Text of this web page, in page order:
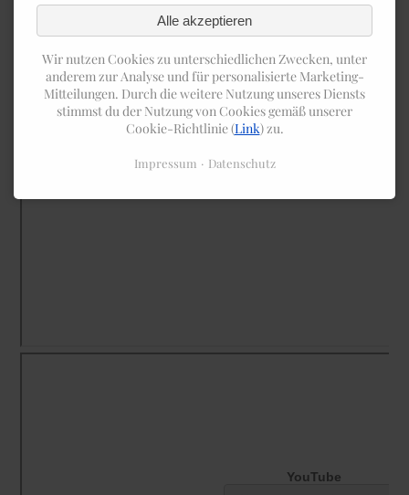
Alle akzeptieren
Wir nutzen Cookies zu unterschiedlichen Zwecken, unter
anderem zur Analyse und für personalisierte Marketing-
Mitteilungen. Durch die weitere Nutzung unseres Diensts
stimmst du der Nutzung von Cookies gemäß unserer
Cookie-Richtlinie (Link) zu.
Impressum Datenschutz